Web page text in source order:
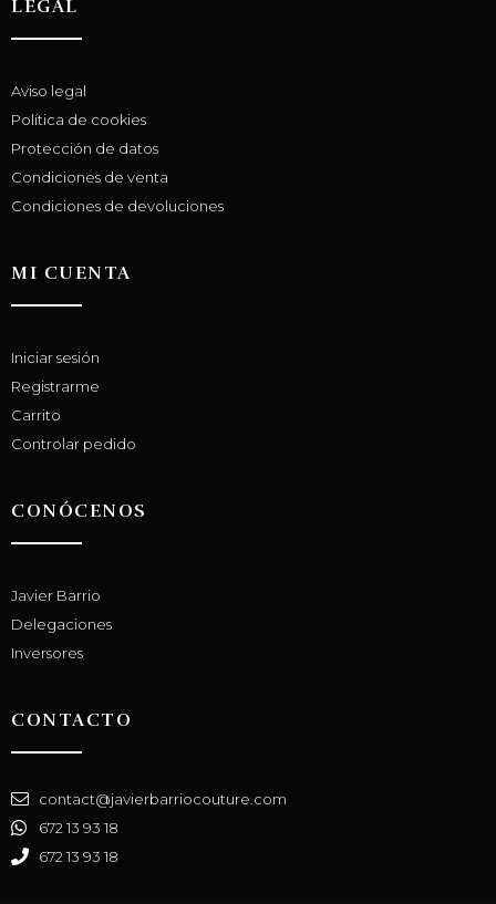
LEGAL
Aviso legal
Política de cookies
Protección de datos
Condiciones de venta
Condiciones de devoluciones
MI CUENTA
Iniciar sesión
Registrarme
Carrito
Controlar pedido
CONÓCENOS
Javier Barrio
Delegaciones
Inversores
CONTACTO
contact@javierbarriocouture.com
672 13 93 18
672 13 93 18